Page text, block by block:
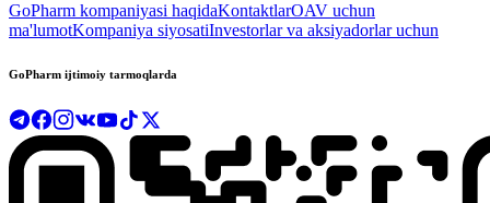
GoPharm kompaniyasi haqidaKontaktlarOAV uchun
ma'lumotKompaniya siyosatiInvestorlar va aksiyadorlar uchun
GoPharm ijtimoiy tarmoqlarda